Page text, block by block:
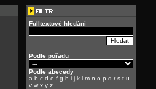
Fulltextové hledání
Podle pořadu
Podle abecedy
a b c d e f g h i j k l m n o p q r s t u
v w x y z